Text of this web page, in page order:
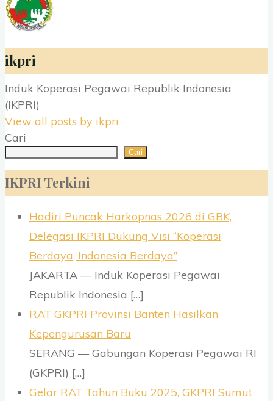
ikpri
Induk Koperasi Pegawai Republik Indonesia
(IKPRI)
View all posts by ikpri
Cari
Cari
IKPRI Terkini
Hadiri Puncak Harkopnas 2026 di GBK,
Delegasi IKPRI Dukung Visi “Koperasi
Berdaya, Indonesia Berdaya”
JAKARTA — Induk Koperasi Pegawai
Republik Indonesia […]
RAT GKPRI Provinsi Banten Hasilkan
Kepengurusan Baru
SERANG — Gabungan Koperasi Pegawai RI
(GKPRI) […]
Gelar RAT Tahun Buku 2025, GKPRI Sumut